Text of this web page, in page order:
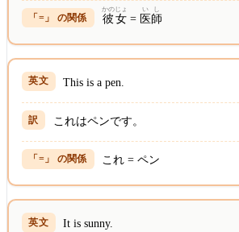
彼女
かのじょ
= 医
い
師
し
This is a pen.
これはペンです。
これ = ペン
It is sunny.